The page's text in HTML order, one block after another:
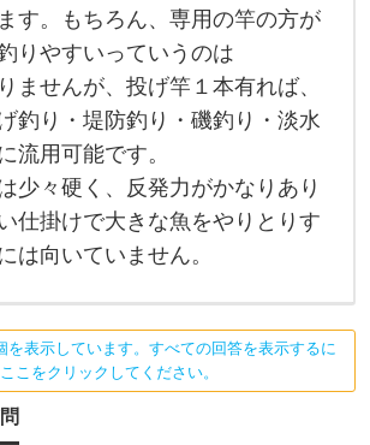
す。もちろん、専用の竿の方が
りやすいっていうのは
ませんが、投げ竿１本有れば、
釣り・堤防釣り・磯釣り・淡水
流用可能です。
少々硬く、反発力がかなりあり
仕掛けで大きな魚をやりとりす
は向いていません。
を表示しています。すべての回答を表示するに
こをクリックしてください。